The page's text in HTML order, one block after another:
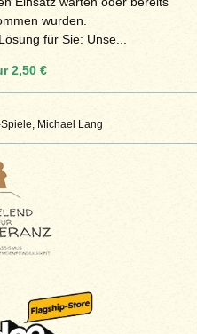
Michael Lang
wurden.
für Sie: Unse...
2,50 €